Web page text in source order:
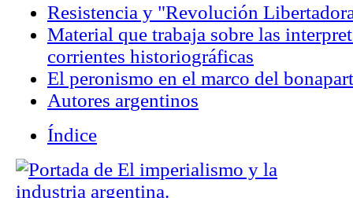
Resistencia y "Revolución
Material que trabaja sobre las
corrientes historiográficas
El peronismo en el marco del
Autores argentinos
Índice